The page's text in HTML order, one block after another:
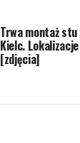
Trwa montaż
Kielc.
[zdjęcia]